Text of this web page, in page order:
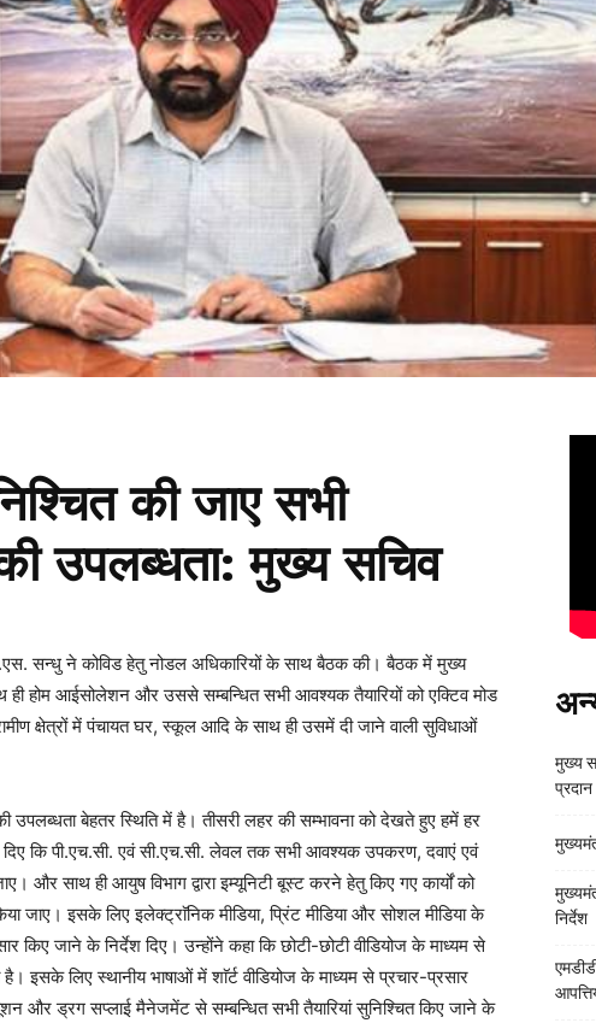
की जाए सभी
उपलब्धता: मुख्य सचिव
सन्धु ने कोविड हेतु नोडल अधिकारियों के साथ बैठक की। बैठक में मुख्य
ही होम आईसोलेशन और उससे सम्बन्धित सभी आवश्यक तैयारियों को एक्टिव मोड
क्षेत्रों में पंचायत घर, स्कूल आदि के साथ ही उसमें दी जाने वाली सुविधाओं
बेहतर स्थिति में है। तीसरी लहर की सम्भावना को देखते हुए हमें हर
दिए कि पी.एच.सी. एवं सी.एच.सी. लेवल तक सभी आवश्यक उपकरण, दवाएं एवं
और साथ ही आयुष विभाग द्वारा इम्यूनिटी बूस्ट करने हेतु किए गए कार्यों को
जाए। इसके लिए इलेक्ट्राॅनिक मीडिया, प्रिंट मीडिया और सोशल मीडिया के
जाने के निर्देश दिए। उन्होंने कहा कि छोटी-छोटी वीडियोज के माध्यम से
लिए स्थानीय भाषाओं में शाॅर्ट वीडियोज के माध्यम से प्रचार-प्रसार
और ड्रग सप्लाई मैनेजमेंट से सम्बन्धित सभी तैयारियां सुनिश्चित किए जाने के
मुख्य
प्रदान
निर्देश